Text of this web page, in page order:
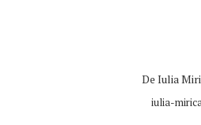
De Iulia
iulia-